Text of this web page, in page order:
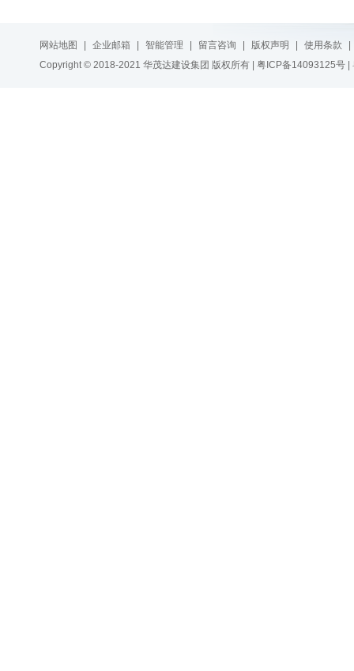
网站地图 企业邮箱 智能管理 留言咨询 版权声明 使用条款
Copyright © 2018-2021 华茂达建设集团 版权所有 | 粤ICP备14093125号